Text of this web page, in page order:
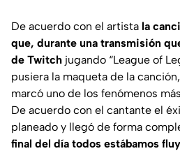
De acuerdo con el artista la
que, durante una transmisión
de Twitch jugando “League of
pusiera la maqueta de la
marcó uno de los fenómenos
De acuerdo con el cantante el
planeado y llegó de forma
final del día todos estábamos